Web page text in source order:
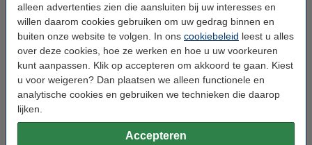
alleen advertenties zien die aansluiten bij uw interesses en
willen daarom cookies gebruiken om uw gedrag binnen en
buiten onze website te volgen. In ons cookiebeleid leest u alles
over deze cookies, hoe ze werken en hoe u uw voorkeuren
kunt aanpassen. Klik op accepteren om akkoord te gaan. Kiest
u voor weigeren? Dan plaatsen we alleen functionele en
analytische cookies en gebruiken we technieken die daarop
lijken.
Accepteren
123accu Xtreme Power MN1500
Vileda Stoffer en Blik (kunststof,